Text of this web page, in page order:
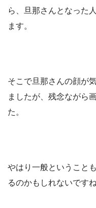
ら、旦那さんとなった
ます。
そこで旦那さんの顔が
ましたが、残念ながら
た。
やはり一般ということ
るのかもしれないですね